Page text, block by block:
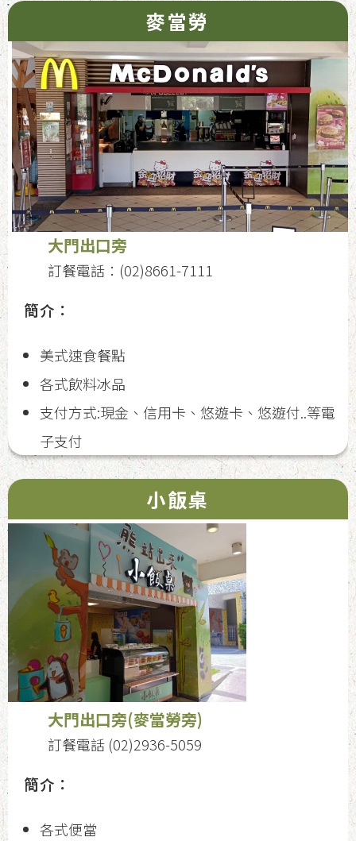
麥當勞
大門出口旁
訂餐電話：(02)8661-7111
簡介：
美式速食餐點
各式飲料冰品
支付方式:現金、信用卡、悠遊卡、悠遊付..等電
子支付
小飯桌
大門出口旁(麥當勞旁)
訂餐電話 (02)2936-5059
簡介：
各式便當